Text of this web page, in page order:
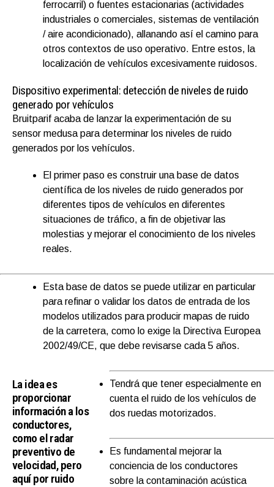
ferrocarril) o fuentes estacionarias (actividades
industriales o comerciales, sistemas de ventilación
/ aire acondicionado), allanando así el camino para
otros contextos de uso operativo. Entre estos, la
localización de vehículos excesivamente ruidosos.
Dispositivo experimental: detección de niveles de ruido
generado por vehículos
Bruitparif acaba de lanzar la experimentación de su
sensor medusa para determinar los niveles de ruido
generados por los vehículos.
El primer paso es construir una base de datos
científica de los niveles de ruido generados por
diferentes tipos de vehículos en diferentes
situaciones de tráfico, a fin de objetivar las
molestias y mejorar el conocimiento de los niveles
reales.
Esta base de datos se puede utilizar en particular
para refinar o validar los datos de entrada de los
modelos utilizados para producir mapas de ruido
de la carretera, como lo exige la Directiva Europea
2002/49/CE, que debe revisarse cada 5 años.
La idea es
proporcionar
información a los
conductores,
como el radar
preventivo de
velocidad, pero
aquí por ruido
Tendrá que tener especialmente en
cuenta el ruido de los vehículos de
dos ruedas motorizados.
Es fundamental mejorar la
conciencia de los conductores
sobre la contaminación acústica